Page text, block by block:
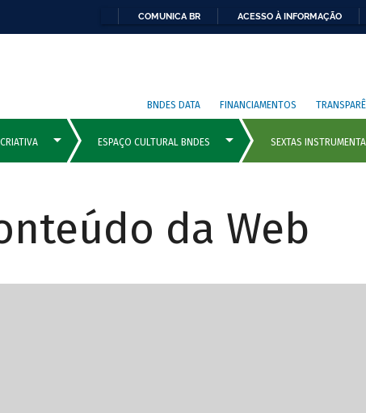
COMUNICA BR ACESSO À INFORMAÇÃO
BNDES DATA FINANCIAMENTOS
da Web
com